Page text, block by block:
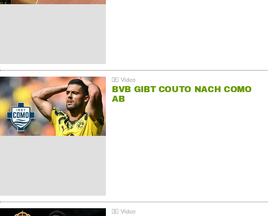
BVB GIBT COUTO NACH COMO
AB